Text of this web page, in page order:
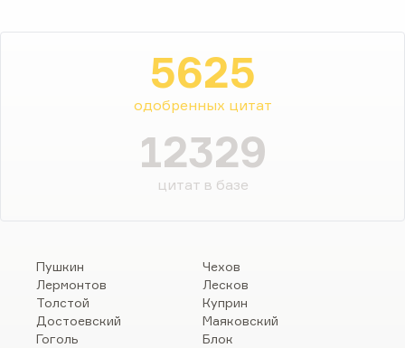
5625
одобренных цитат
12329
цитат в базе
Пушкин
Лермонтов
Толстой
Достоевский
Гоголь
Чехов
Лесков
Куприн
Маяковский
Блок